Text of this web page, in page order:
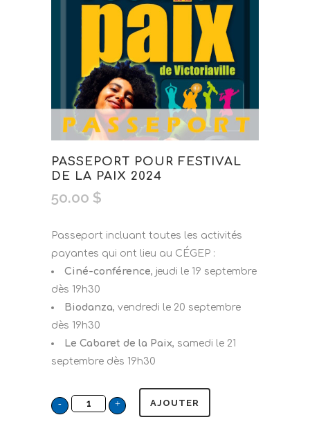
PASSEPORT POUR FESTIVAL
DE LA PAIX 2024
50.00 $
Passeport incluant toutes les activités
payantes qui ont lieu au CÉGEP :
Ciné-conférence, jeudi le 19 septembre
dès 19h30
Biodanza, vendredi le 20 septembre
dès 19h30
Le Cabaret de la Paix, samedi le 21
septembre dès 19h30
AJOUTER